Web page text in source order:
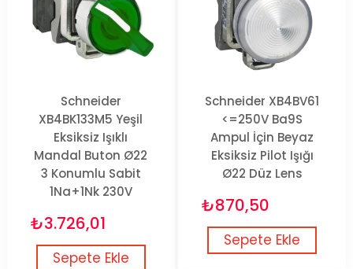
Schneider
XB4BK133M5 Yeşil
Eksiksiz Işıklı
Mandal Buton Ø22
3 Konumlu Sabit
1Na+1Nk 230V
₺3.726,01
Sepete Ekle
Schneider XB4BV61
<=250V Ba9S
Ampul İçin Beyaz
Eksiksiz Pilot Işığı
Ø22 Düz Lens
₺870,50
Sepete Ekle